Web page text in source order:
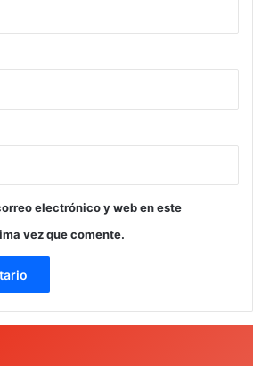
electrónico y web en este
vez que comente.